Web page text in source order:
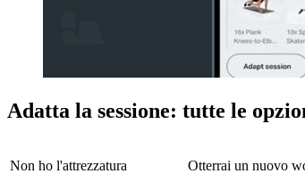
Adatta la sessione: tutte le
Non ho l'attrezzatura Otterrai un nuovo